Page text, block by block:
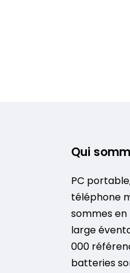
Qui
PC
téléphone
sommes
large
000
batteries